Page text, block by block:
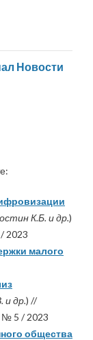
Новости
К.Б. и др.)
2023
малого
и др.) //
№ 5 / 2023
общества